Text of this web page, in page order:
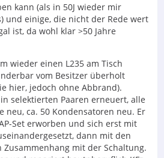
kann (als in 50J wieder mir
und einige, die nicht der Rede wert
ist, da wohl klar >50 Jahre
wieder einen L235 am Tisch
vom Besitzer überholt
hier, jedoch ohne Abbrand).
selektierten Paaren erneuert, alle
neu, ca. 50 Kondensatoren neu. Er
Set erworben und sich erst mit
dann mit den
mit der Schaltung.